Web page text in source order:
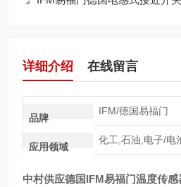
详细介绍 在线留言
品牌
IFM/德国易福门
应用领域
化工,石油,电子/电
中村供应德国IFM易福门温度传感